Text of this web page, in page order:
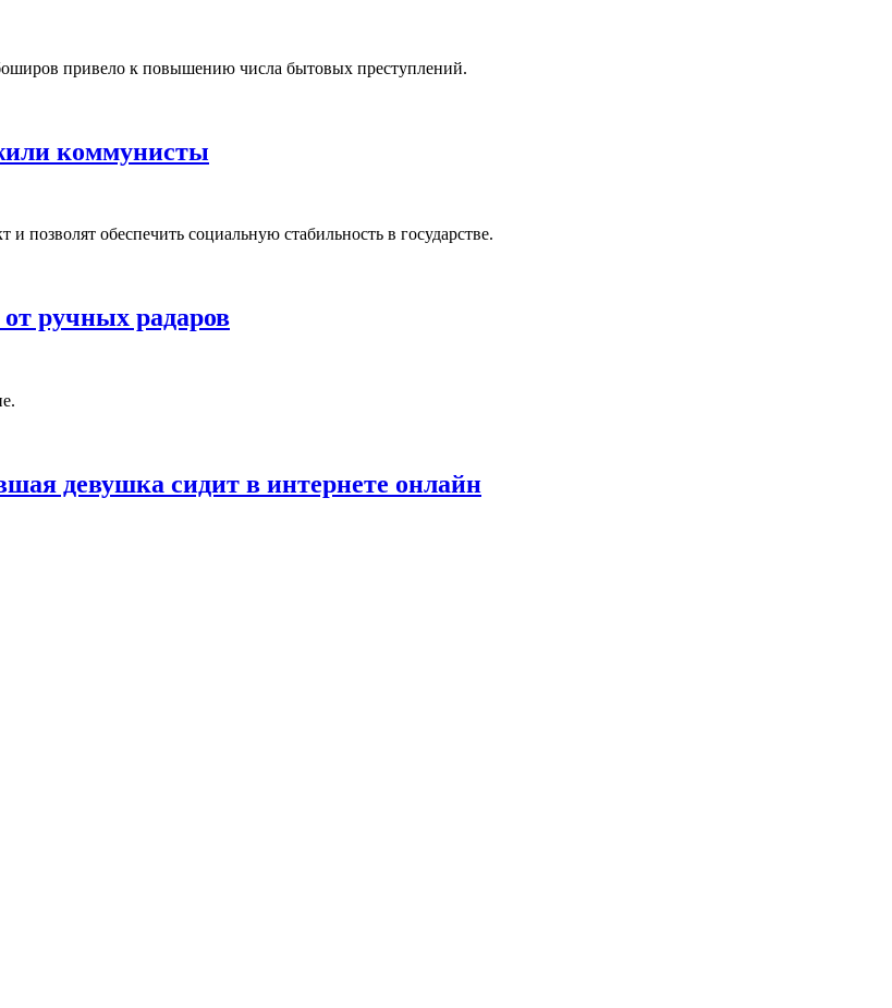
привело к повышению числа бытовых преступлений.
коммунисты
обеспечить социальную стабильность в государстве.
ручных радаров
девушка сидит в интернете онлайн